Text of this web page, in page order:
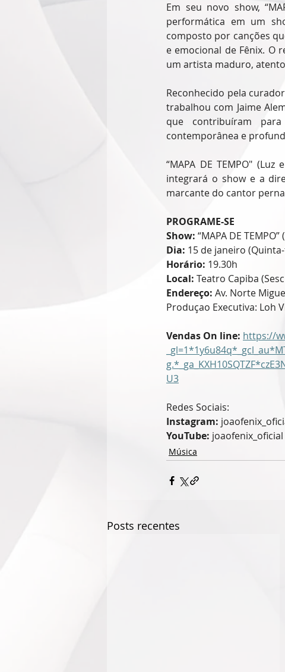
Em seu novo show,
performática em um
composto por canções
e emocional de Fênix. O
um artista maduro,
Reconhecido pela
trabalhou com Jaime
que contribuíram
contemporânea e
“MAPA DE TEMPO"
integrará o show e a
marcante do cantor
PROGRAME-SE
Show: “MAPA DE TEMPO”
Dia: 15 de janeiro
Horário: 19.30h
Local: Teatro Capiba
Endereço: Av. Norte
Produçao Executiva: Loh
Vendas On line: https://
U3
Redes Sociais:
Instagram:
YouTube: joaofenix_oficial
Música
Posts recentes